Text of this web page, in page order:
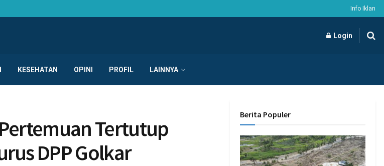
Info Iklan
Login
KESEHATAN OPINI PROFIL LAINNYA
Tertutup
DPP Golkar
Berita Populer